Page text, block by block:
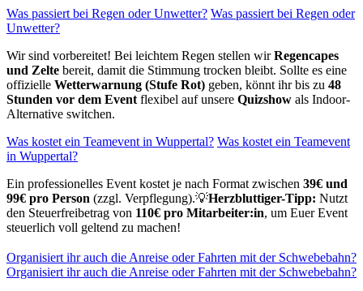
Was passiert bei Regen oder Unwetter? Was passiert bei Regen oder
Unwetter?
Wir sind vorbereitet! Bei leichtem Regen stellen wirRegencapes
und Zelte bereit, damit die Stimmung trocken bleibt. Sollte es eine
offizielle Wetterwarnung (Stufe Rot) geben, könnt ihr bis zu 48
Stunden vor dem Event flexibel auf unsere Quizshow als Indoor-
Alternative switchen.
Was kostet ein Teamevent in Wuppertal? Was kostet ein Teamevent
in Wuppertal?
Ein professionelles Event kostet je nach Format zwischen 39€ und
99€ pro Person (zzgl. Verpflegung).💡Herzbluttiger-Tipp: Nutzt
den Steuerfreibetrag von 110€ pro Mitarbeiter:in, um Euer Event
steuerlich voll geltend zu machen!
Organisiert ihr auch die Anreise oder Fahrten mit der Schwebebahn?
Organisiert ihr auch die Anreise oder Fahrten mit der Schwebebahn?